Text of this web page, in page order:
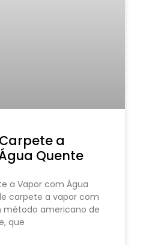
a
Quente
a Vapor com Água
carpete a vapor com
método americano de
que